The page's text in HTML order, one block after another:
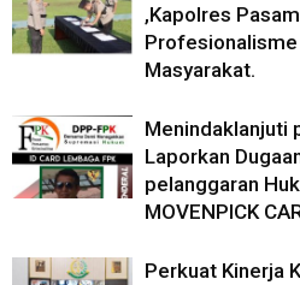
,Kapolres
Profesionalisme
Masyarakat.
Menindaklanjuti
Laporkan
pelanggaran
MOVENPICK
Perkuat Kinerja